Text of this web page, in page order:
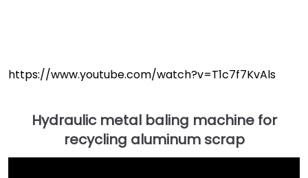
https://www.youtube.com/watch?v=T1c7f7KvAls